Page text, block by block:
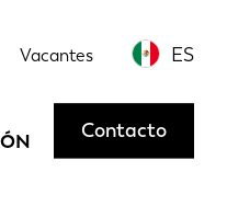
Vacantes ES
Contacto